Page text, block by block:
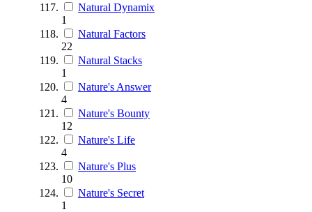
Natural Dynamix
1
Natural Factors
22
Natural Stacks
1
Nature's Answer
4
Nature's Bounty
12
Nature's Life
4
Nature's Plus
10
Nature's Secret
1